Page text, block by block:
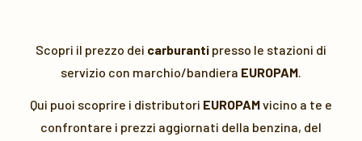
Scopri il prezzo dei carburanti presso le stazioni di
servizio con marchio/bandiera EUROPAM.
Qui puoi scoprire i distributori EUROPAMvicino a te e
confrontare i prezzi aggiornati della benzina, del